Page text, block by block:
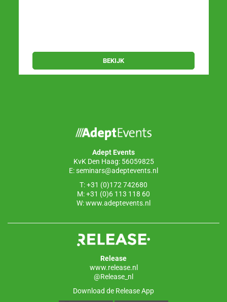
BEKIJK
Adept Events
KvK Den Haag: 56059825
E:seminars@adeptevents.nl
T: +31 (0)172 742680
M: +31 (0)6 113 118 60
W:www.adeptevents.nl
Release
www.release.nl
@Release_nl
Download de Release App